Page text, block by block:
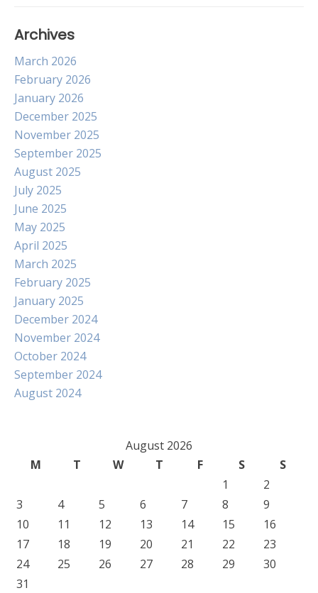
Archives
March 2026
February 2026
January 2026
December 2025
November 2025
September 2025
August 2025
July 2025
June 2025
May 2025
April 2025
March 2025
February 2025
January 2025
December 2024
November 2024
October 2024
September 2024
August 2024
August 2026
M
T W T F S
S
1
2
3
4 5 6 7 8
9
10
11 12 13 14 15
16
17
18 19 20 21 22
23
24
25 26 27 28 29
30
31